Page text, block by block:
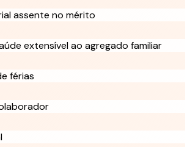
assente no mérito
extensível ao agregado familiar
férias